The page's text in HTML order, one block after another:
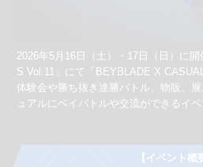
2026年5月16日（土）・17日（日）に
S Vol.11」にて「BEYBLADE X
体験会や勝ち抜き連勝バトル、物販、
ュアルにベイバトルや交流ができるイベ
【イベント概